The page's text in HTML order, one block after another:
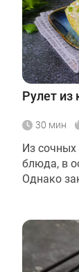
Рулет из
30 мин
Из
блюда, в
Однако